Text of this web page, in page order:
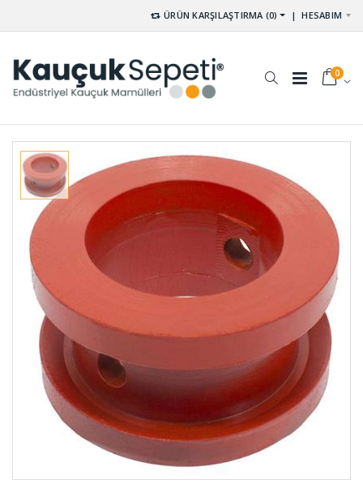
ÜRÜN KARŞILAŞTIRMA (0) |HESABIM
0
Kare
Vantuzlar
VAN-028
Etek Lastiği
ETE-001
Silindirik
DT-001
Kare
Diyafram
Lastiği DY-
296